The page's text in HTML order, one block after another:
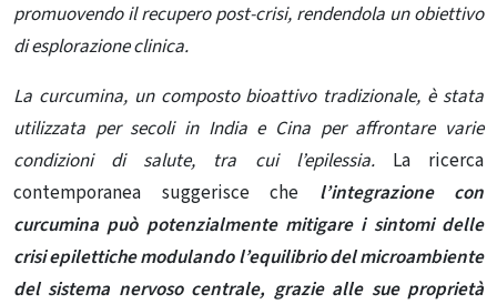
promuovendo il recupero post-crisi, rendendola un obiettivo
di esplorazione clinica.
La curcumina, un composto bioattivo tradizionale, è stata
utilizzata per secoli in India e Cina per affrontare varie
condizioni di salute, tra cui l’epilessia.
La ricerca
contemporanea suggerisce che l’integrazione con
curcumina può potenzialmente mitigare i sintomi delle
crisi epilettiche modulando l’equilibrio del microambiente
del sistema nervoso centrale, grazie alle sue proprietà